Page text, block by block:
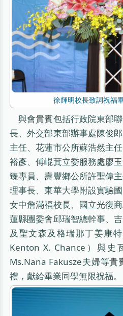
徐輝明校長致詞祝福
與會貴賓包括行政院東部
長、外交部東部辦事處陳俊
主任、花蓮市公所蘇浩然主
裕彥、傅崐萁立委服務處廖
臻專員、壽豐鄉公所許聖偉
理事長、東華大學附設實驗
女中詹滿福校長、國立光復
蓮縣團委會邱瑞智總幹事、
及聖文森及格瑞那丁姜康
Kenton X. Chance）與
Ms.Nana Fakusze夫婦等
禮，獻給畢業同學無限祝福。